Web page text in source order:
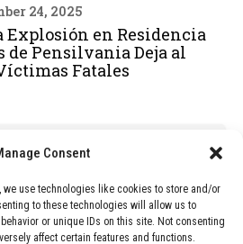
Consent
we use technologies like cookies to store and/or
to these technologies will allow us to
or unique IDs on this site. Not consenting
affect certain features and functions.
24, 2025
Explosión en Residencia
de Pensilvania Deja al
Fatales